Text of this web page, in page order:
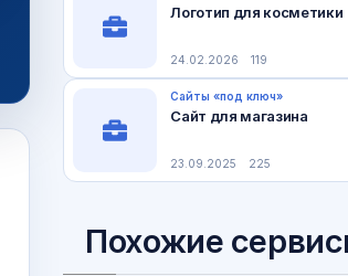
Логотип для косметики
24.02.2026 119
Сайты «под ключ»
Сайт для магазина
23.09.2025 225
Похожие